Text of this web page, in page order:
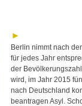
Berlin nimmt nach
für jedes Jahr
der
wird, im Jahr 2015
nach Deutschland
beantragen Asyl.